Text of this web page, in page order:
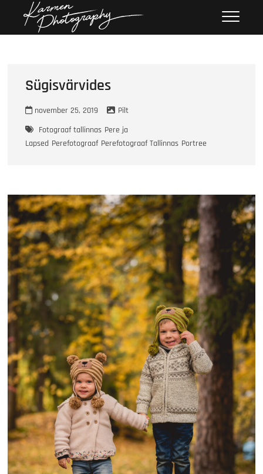
Karmen
Photography
Sügisvärvides
november 25, 2019
Pilt
Fotograaf tallinnas Pere ja
Lapsed Perefotograaf Perefotograaf Tallinnas Portree